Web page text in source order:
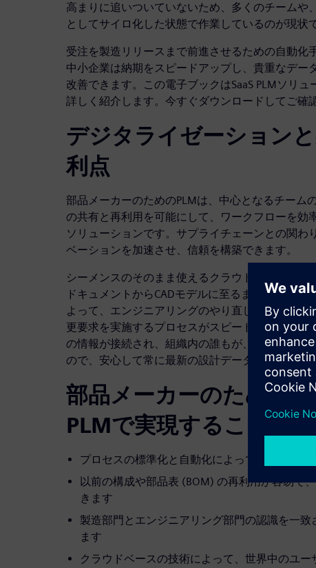
高まりに追いついていないため、多くのチームや
としてサイロ化した状態で作業しているのが現状
受注を製造リリースまで前進させるための自動化
中小企業は納期をスピードアップし、貴重なデー
改善できます。この電子ブックはSaaS PLMソリ
詳しく紹介します。今すぐダウンロードしてご確
デジタライゼーション
利点
部品メーカーのためのPLMは、中心となるチーム
の共有と再利用を可能にして、ワークフローを効
ソリューションです。サプライチェーンとの関わ
ベーションを加速させ、信頼を構築できます。
シーメンスのそのまま使えるクラウドSaaS PLMソ
ドキュメントからCADモデルに至るまでのトレー
よって、エンジニアリングのやり直しを削減しま
更要求を実施するプロセスがスピードアップし、
の情報が接続され、組織内の誰もが、どこからで
ので、安心して常に最新の設計データで作業でき
部品メーカーのためのシ
PLMで実現すること
プロセスの標準化と自動化によって、納期を短
以前の構成や部品表 (BOM) の再利用が容易で
きます
製造部門とエンジニアリング部門の認識を一
ます
クラウドベースの技術によって、世界中のユ